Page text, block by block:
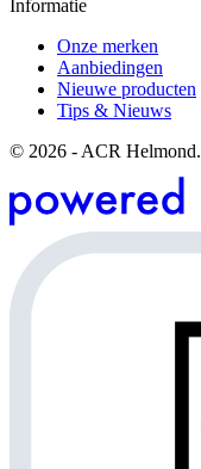
Informatie
Onze merken
Aanbiedingen
Nieuwe producten
Tips & Nieuws
© 2026 - ACR Helmond.